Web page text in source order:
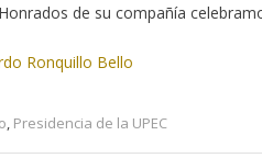
de su compañía
Ronquillo Bello
, Presidencia de la UPEC